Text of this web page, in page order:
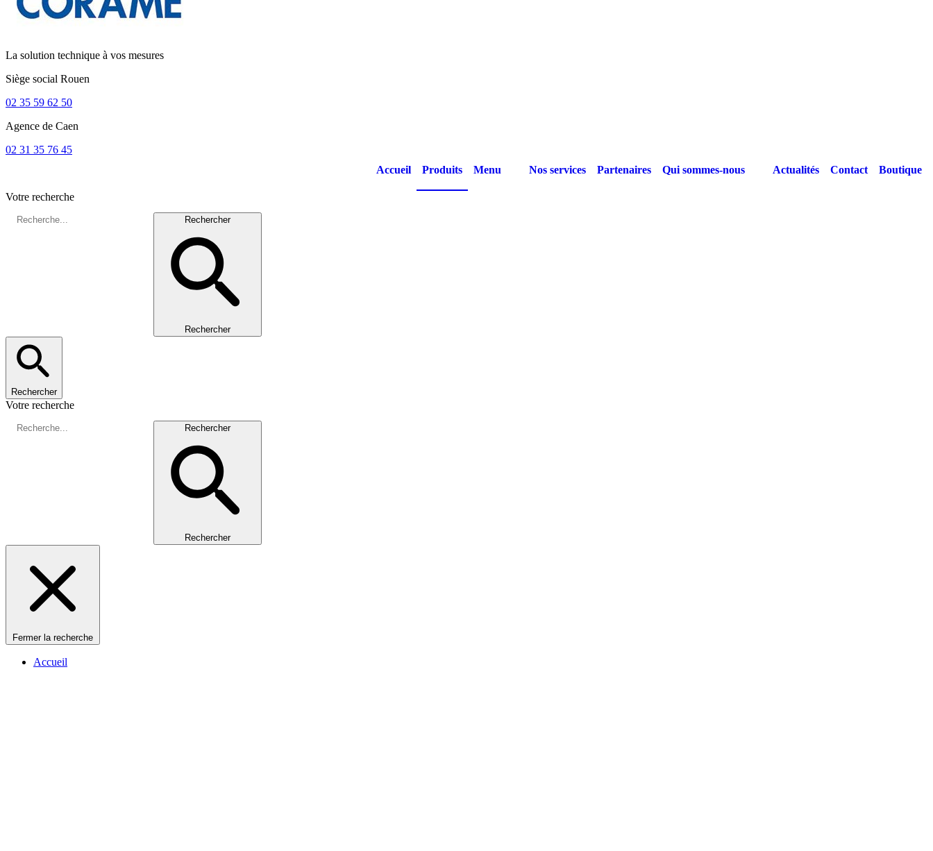
La solution technique à vos mesures
Siège social Rouen
02 35 59 62 50
Agence de Caen
02 31 35 76 45
Accueil
Produits Menu Nos services Partenaires Qui sommes-nous Actualités Contact Boutique
Votre recherche
Rechercher
Rechercher
Rechercher
Votre recherche
Rechercher
Rechercher
Fermer la recherche
Accueil